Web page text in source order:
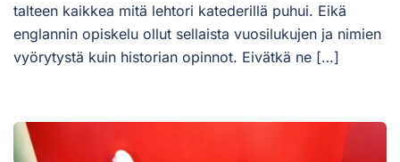
talteen kaikkea mitä lehtori katederillä puhui. Eikä
englannin opiskelu ollut sellaista vuosilukujen ja nimien
vyörytystä kuin historian opinnot. Eivätkä ne […]